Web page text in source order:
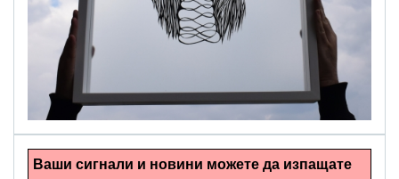
Ръчно изрязани картини
Ваши сигнали и новини можете да изпащате